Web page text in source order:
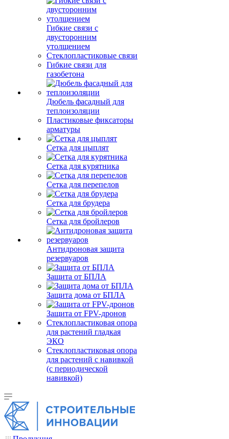
Гибкие связи с
двусторонним
утолщением
Стеклопластиковые связи
Гибкие связи для
газобетона
Дюбель фасадный для
теплоизоляции
Пластиковые фиксаторы
арматуры
Сетка для цыплят
Сетка для курятника
Сетка для перепелов
Сетка для брудера
Сетка для бройлеров
Антидроновая защита
резервуаров
Защита от БПЛА
Защита дома от БПЛА
Защита от FPV-дронов
Стеклопластиковая опора
для растений гладкая
ЭКО
Стеклопластиковая опора
для растений с навивкой
(с периодической
навивкой)